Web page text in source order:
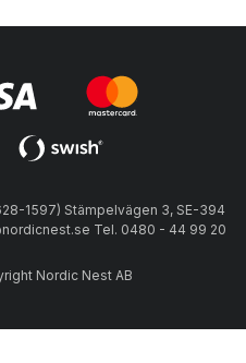
1597) Stämpelvägen 3, SE-394
Tel. 0480 - 44 99 20
Nordic Nest AB